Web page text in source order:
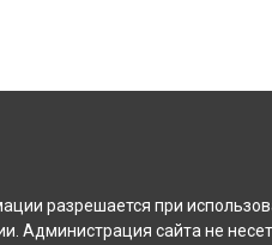
разрешается при
Администрация сайта не